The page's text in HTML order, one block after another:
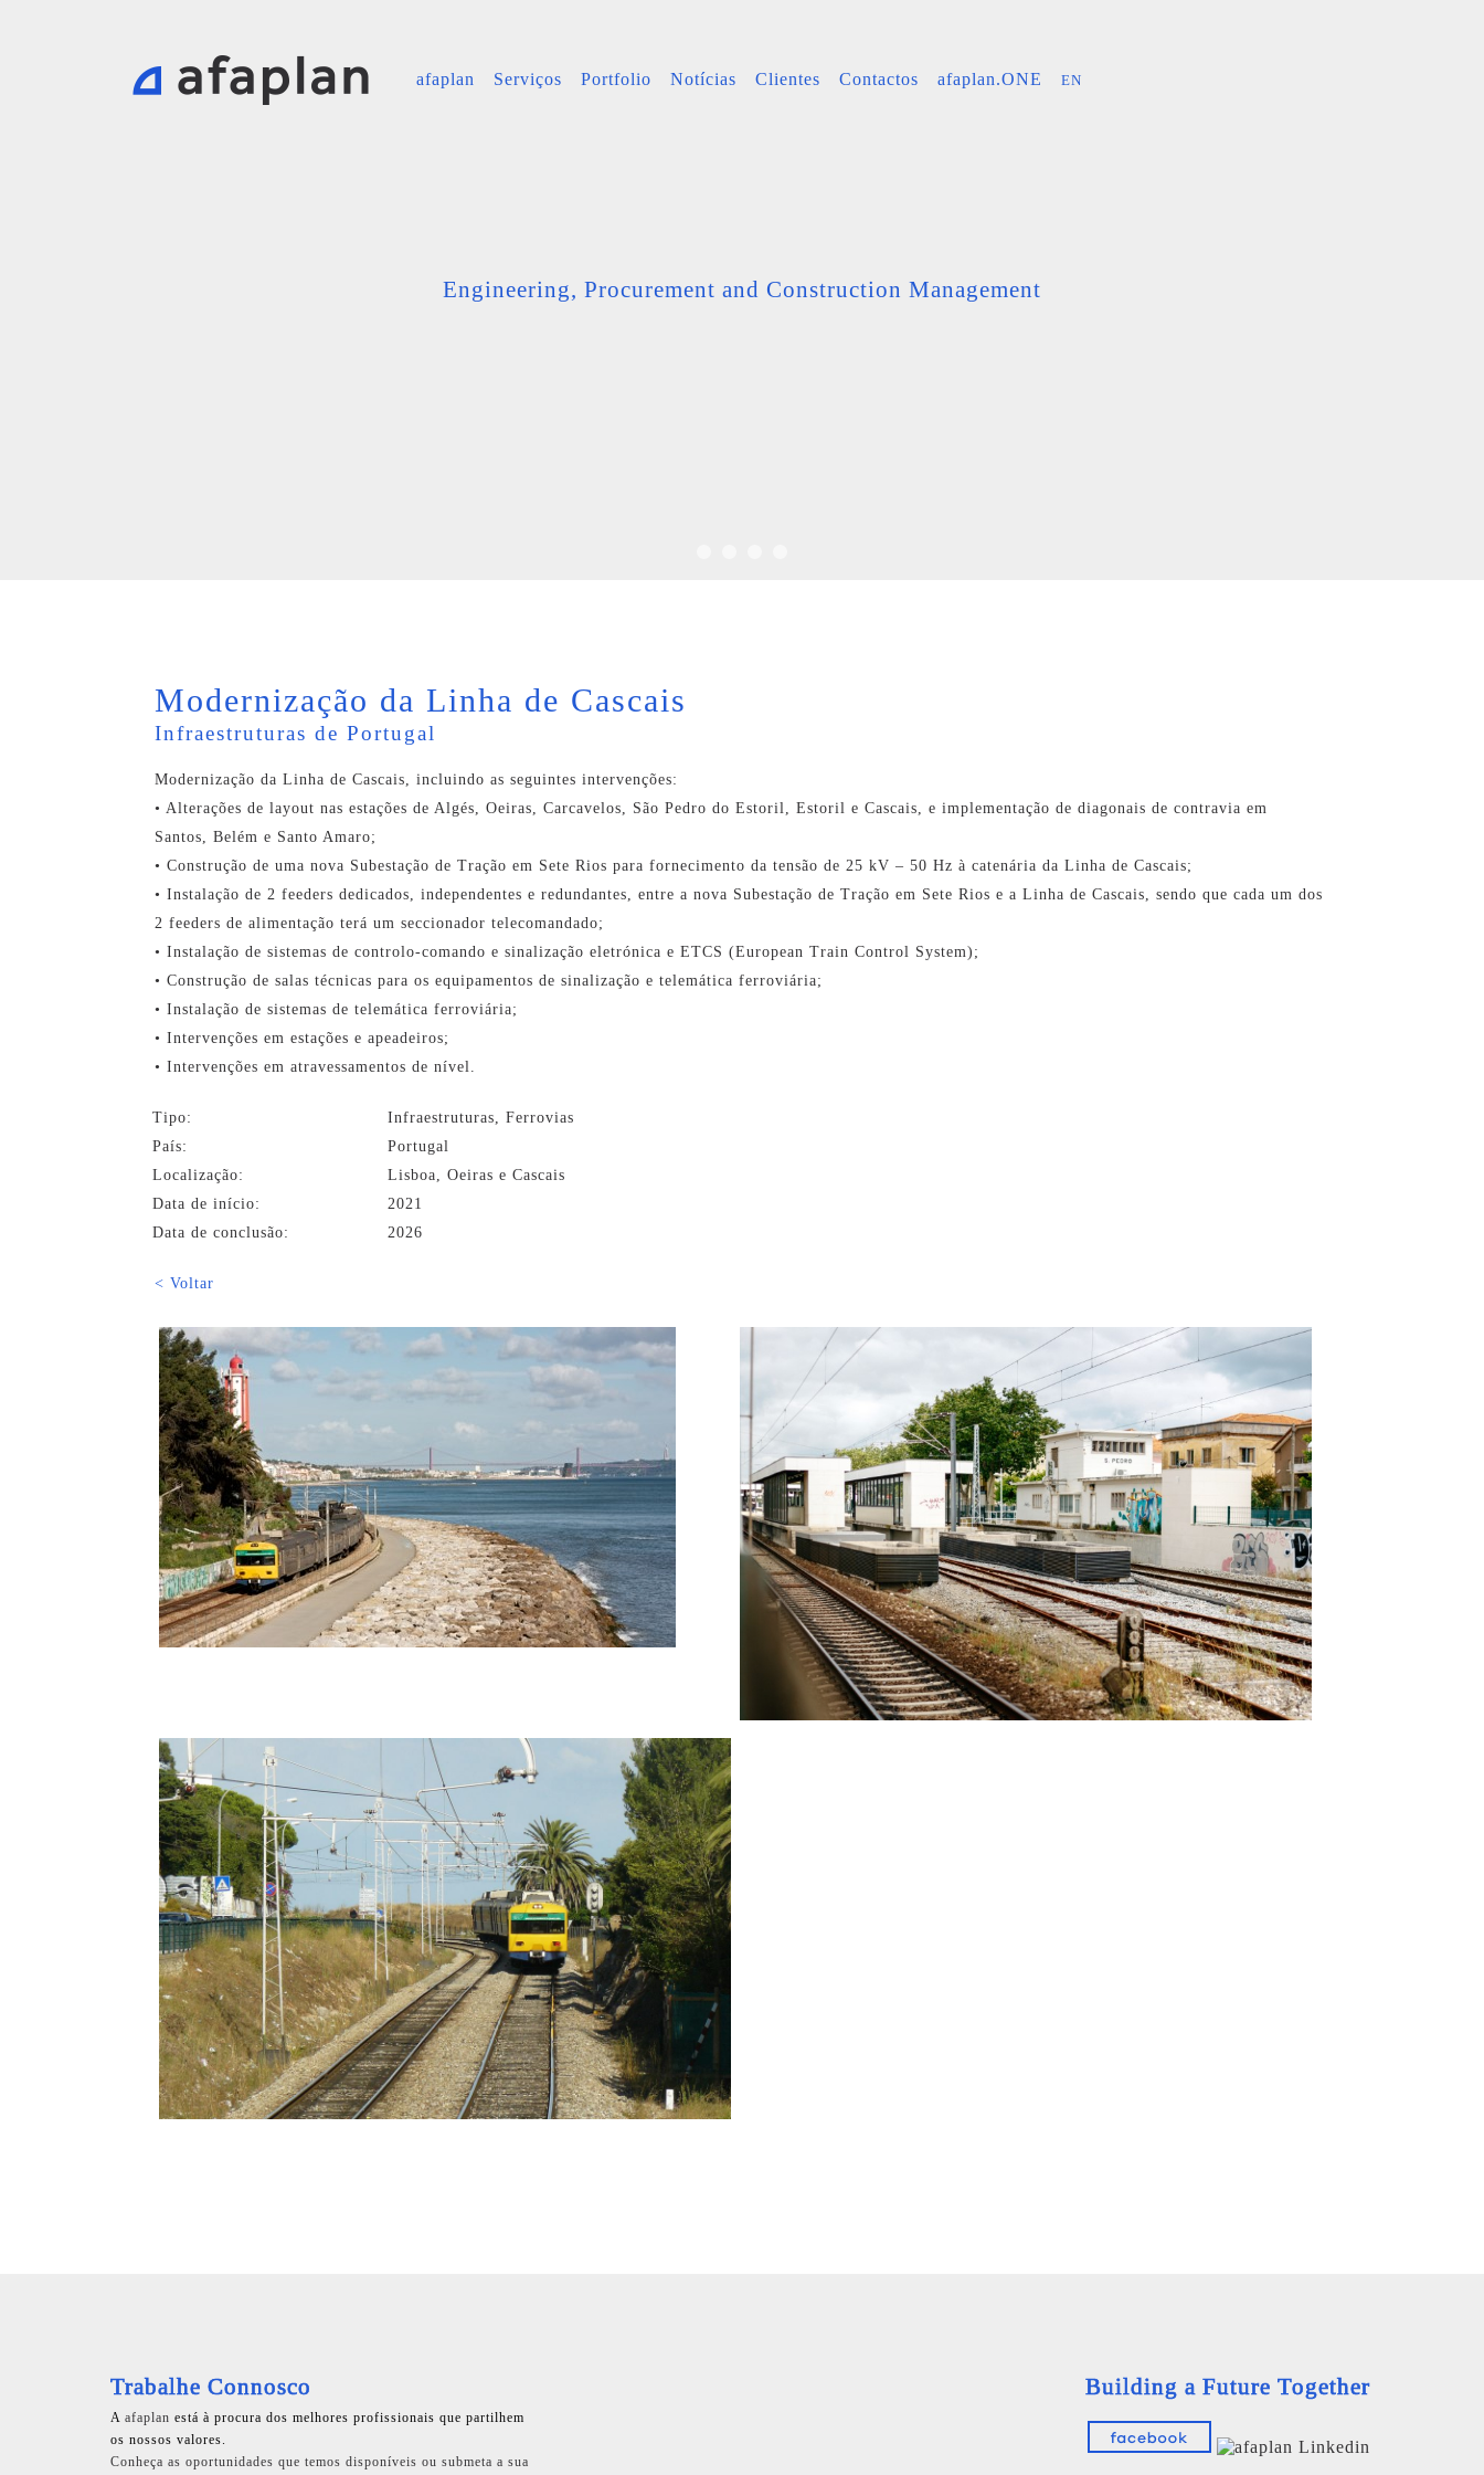
afaplan Serviços Portfolio Notícias Clientes Contactos afaplan.ONE EN
Engineering, Procurement and Construction Management
Modernização da Linha de Cascais
Infraestruturas de Portugal
Modernização da Linha de Cascais, incluindo as seguintes intervenções:
• Alterações de layout nas estações de Algés, Oeiras, Carcavelos, São Pedro do Estoril, Estoril e Cascais, e implementação de diagonais de contravia em
Santos, Belém e Santo Amaro;
• Construção de uma nova Subestação de Tração em Sete Rios para fornecimento da tensão de 25 kV – 50 Hz à catenária da Linha de Cascais;
• Instalação de 2 feeders dedicados, independentes e redundantes, entre a nova Subestação de Tração em Sete Rios e a Linha de Cascais, sendo que cada um dos
2 feeders de alimentação terá um seccionador telecomandado;
• Instalação de sistemas de controlo-comando e sinalização eletrónica e ETCS (European Train Control System);
• Construção de salas técnicas para os equipamentos de sinalização e telemática ferroviária;
• Instalação de sistemas de telemática ferroviária;
• Intervenções em estações e apeadeiros;
• Intervenções em atravessamentos de nível.
Tipo:
Infraestruturas, Ferrovias
País:
Portugal
Localização:
Lisboa, Oeiras e Cascais
Data de início:
2021
Data de conclusão:
2026
< Voltar
Trabalhe Connosco
A afaplan está à procura dos melhores profissionais que partilhem
os nossos valores.
Conheça as oportunidades que temos disponíveis ou submeta a sua
Building a Future Together